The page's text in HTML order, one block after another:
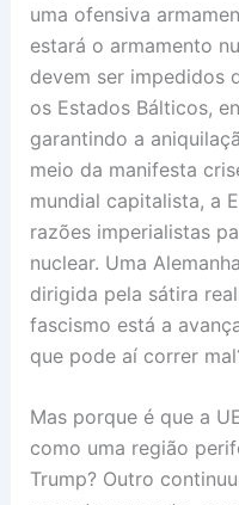
uma ofensiva
estará o armamento
devem ser impedidos
os Estados Bálticos,
garantindo a
meio da manifesta
mundial capitalista, a
razões imperialistas
nuclear. Uma
dirigida pela sátira
fascismo está a
que pode aí correr
Mas porque é que a
como uma região
Trump? Outro